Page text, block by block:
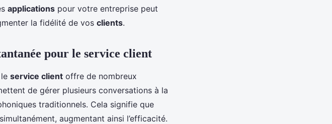
applications pour votre entreprise peut
la fidélité de vos clients.
pour le service client
service client offre de nombreux
de gérer plusieurs conversations à la
traditionnels. Cela signifie que
simultanément, augmentant ainsi l’efficacité.